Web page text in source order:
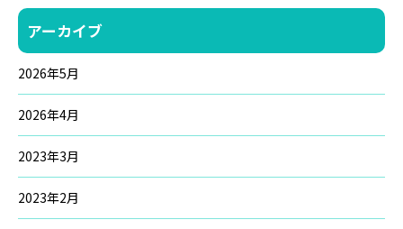
アーカイブ
2026年5月
2026年4月
2023年3月
2023年2月